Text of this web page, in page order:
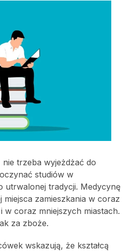
trzeba wyjeżdżać do
studiów w
utrwalonej tradycji. Medycynę
miejsca zamieszkania w coraz
w coraz mniejszych miastach.
za zboże.
wskazują, że kształcą